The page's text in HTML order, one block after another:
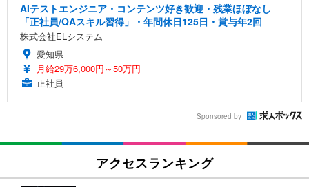
AIテストエンジニア・コンテンツ好き歓迎・残業ほぼなし
「正社員/QAスキル習得」・年間休日125日・賞与年2回
株式会社ELシステム
愛知県
月給29万6,000円～50万円
正社員
Sponsored by
アクセスランキング